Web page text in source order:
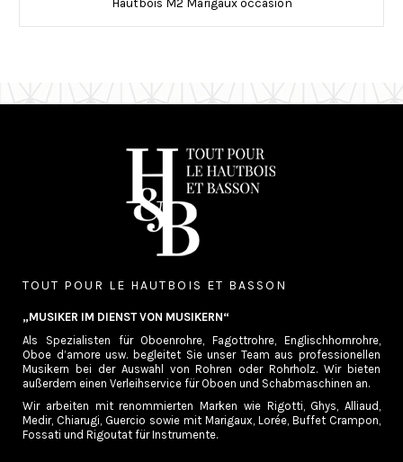
TOUT POUR LE HAUTBOIS ET BASSON
„MUSIKER IM DIENST VON MUSIKERN“
Als Spezialisten für Oboenrohre, Fagottrohre, Englischhornrohre,
Oboe d’amore usw. begleitet Sie unser Team aus professionellen
Musikern bei der Auswahl von Rohren oder Rohrholz. Wir bieten
außerdem einen Verleihservice für Oboen und Schabmaschinen an.
Wir arbeiten mit renommierten Marken wie Rigotti, Ghys, Alliaud,
Medir, Chiarugi, Guercio sowie mit Marigaux, Lorée, Buffet Crampon,
Fossati und Rigoutat für Instrumente.